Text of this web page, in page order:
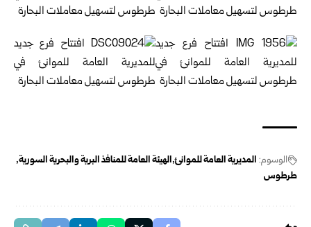
الوسوم: المديرية العامة للموانئ الهيئة العامة للمنافذ البرية والبحرية السورية
طرطوس